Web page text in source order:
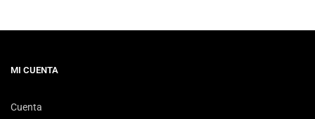
MI CUENTA
Cuenta